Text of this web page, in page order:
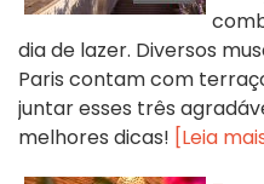
dia de lazer. Diversos
Paris contam com
juntar esses três
melhores dicas! [Leia